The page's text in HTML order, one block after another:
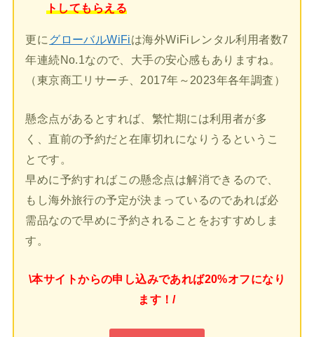
トしてもらえる
更に グローバルWiFiは海外WiFiレンタル利用者数7
年連続No.1なので、大手の安心感もありますね。
（東京商工リサーチ、2017年～2023年各年調査）
懸念点があるとすれば、繁忙期には利用者が多
く、直前の予約だと在庫切れになりうるというこ
とです。
早めに予約すればこの懸念点は解消できるので、
もし海外旅行の予定が決まっているのであれば必
需品なので早めに予約されることをおすすめしま
す。
\本サイトからの申し込みであれば20%オフになり
ます！/